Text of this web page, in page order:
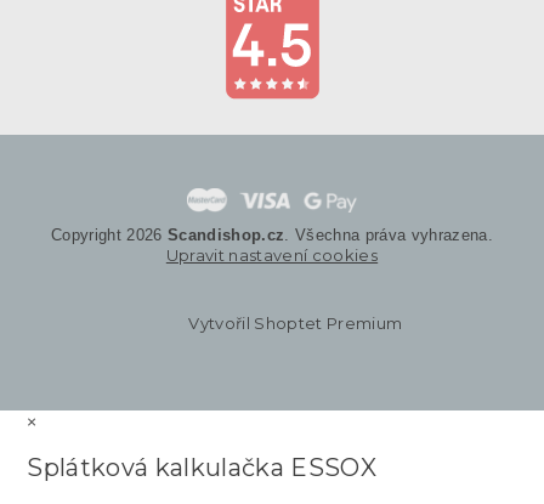
Vytvořil Shoptet Premium
Copyright 2026 Scandishop.cz. Všechna práva vyhrazena.
Upravit nastavení cookies
×
Splátková kalkulačka ESSOX